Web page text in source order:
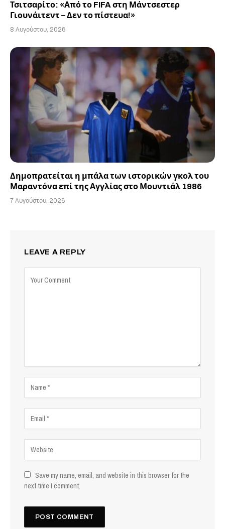
Τσιτσαρίτο: «Από το FIFA στη Μάντσεστερ
Γιουνάιτεντ – Δεν το πίστευα!»
8 Αυγούστου, 2026
Δημοπρατείται η μπάλα των ιστορικών γκολ του
Μαραντόνα επί της Αγγλίας στο Μουντιάλ 1986
7 Αυγούστου, 2026
LEAVE A REPLY
Save my name, email, and website in this browser for the
next time I comment.